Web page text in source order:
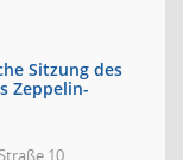
Sitzung des
Zeppelin-
10